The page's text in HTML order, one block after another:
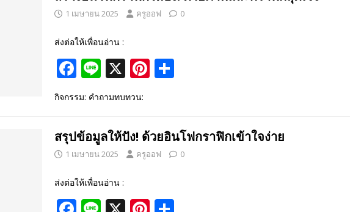
o
o
k
st
1 เมษายน 2025 ครูออฟ 0
ส่งต่อให้เพื่อนอ่าน :
F
ac
e
b
o
o
k
Li
e
X Pi
e
st
e
กิจกรรม: คำถามทบทวน:
สรุปข้อมูลให้ปัง! ด้วยอินโฟกราฟิกเข้าใจง่าย
1 เมษายน 2025 ครูออฟ 0
ส่งต่อให้เพื่อนอ่าน :